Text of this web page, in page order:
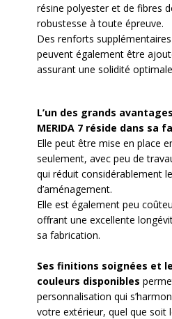
résine polyester et de fibres
robustesse à toute épreuve.
Des renforts
peuvent également être
assurant une solidité
L’un des grands
MERIDA 7 réside dans sa
Elle peut être mise en place
seulement, avec peu de
qui réduit considérablement
d’aménagement.
Elle est également peu
offrant une excellente
sa fabrication.
Ses finitions soignées et
couleurs disponibles
personnalisation qui
votre extérieur, quel que soit